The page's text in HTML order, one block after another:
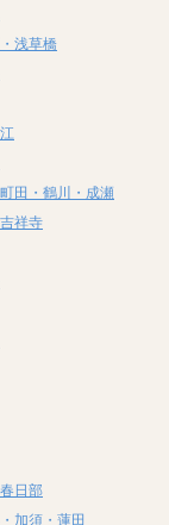
浅草橋
町田・鶴川・成瀬
祥寺
日部
加須・蓮田